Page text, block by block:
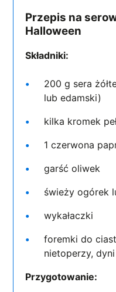
Przepis na
Halloween
Składniki:
200 g sera
lub edamski)
kilka kromek
1 czerwona
garść oliwek
świeży ogórek
wykałaczki
foremki do
nietoperzy, dyni
Przygotowanie: